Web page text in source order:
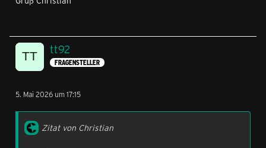
tt92
FRAGENSTELLER
5. Mai 2026 um 17:15
Zitat von Christian